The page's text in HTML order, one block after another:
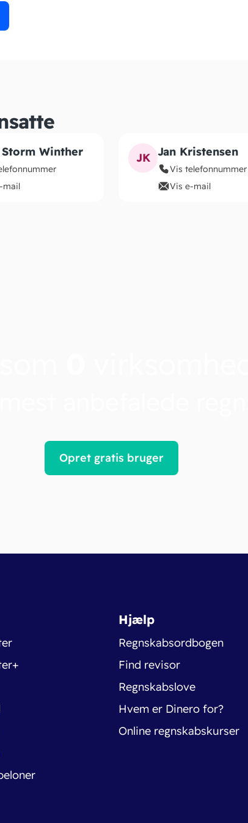
Storm Winther
mail
JK Jan Kristensen
Vis telefonnummer
Vis e-mail
Opret gratis bruger
Hjælp
Regnskabsordbogen
Find revisor
Regnskabslove
Hvem er Dinero for?
Online regnskabskurser